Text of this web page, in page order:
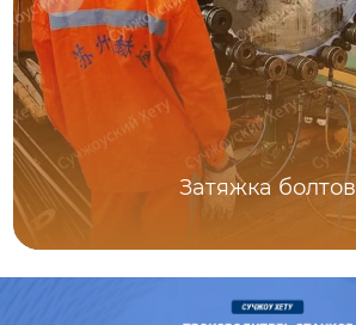
Затяжка болтов